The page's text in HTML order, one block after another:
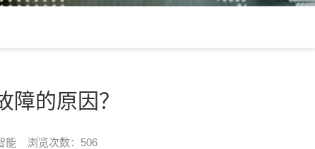
障的原因？
能 浏览次数：506